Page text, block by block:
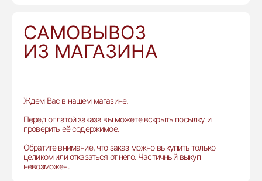
САМОВЫВОЗ
ИЗ МАГАЗИНА
Ждем Вас в нашем магазине.
Перед оплатой заказа вы можете вскрыть посылку и
проверить её содержимое.
Обратите внимание, что заказ можно выкупить только
целиком или отказаться от него. Частичный выкуп
невозможен.